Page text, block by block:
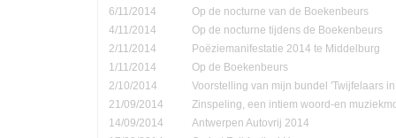
6/11/2014
Op de nocturne van de Boekenbeurs
4/11/2014
Op de nocturne tijdens de Boekenbeurs
2/11/2014
Poëziemanifestatie 2014 te Middelburg
1/11/2014
Op de Boekenbeurs
2/10/2014
Voorstelling van mijn bundel 'Twijfelaars
21/09/2014
Zinspeling, een intiem woord-en
14/09/2014
Antwerpen Autovrij 2014